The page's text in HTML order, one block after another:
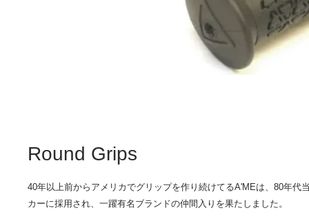
Round Grips
40年以上前からアメリカでグリップを作り続けてるA'MEは、80年代
カーに採用され、一躍有名ブランドの仲間入りを果たしました。